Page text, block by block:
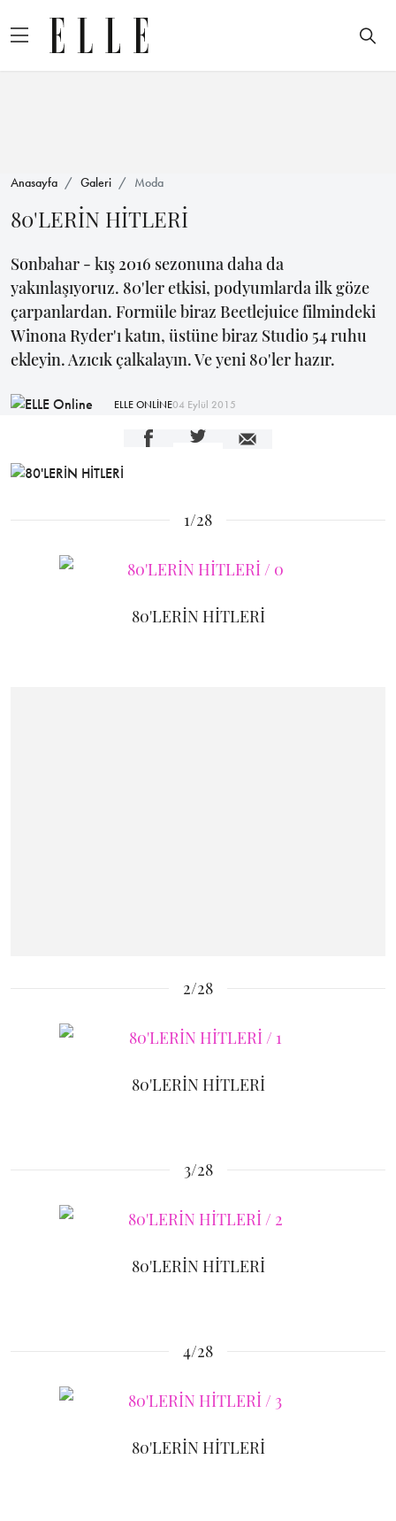
Anasayfa Galeri Moda
80'LERİN HİTLERİ
Sonbahar - kış 2016 sezonuna daha da
yakınlaşıyoruz. 80'ler etkisi, podyumlarda ilk göze
çarpanlardan. Formüle biraz Beetlejuice filmindeki
Winona Ryder'ı katın, üstüne biraz Studio 54 ruhu
ekleyin. Azıcık çalkalayın. Ve yeni 80'ler hazır.
ELLE ONLİNE04 Eylül 2015
1/28
80'LERİN HİTLERİ
2/28
80'LERİN HİTLERİ
3/28
80'LERİN HİTLERİ
4/28
80'LERİN HİTLERİ